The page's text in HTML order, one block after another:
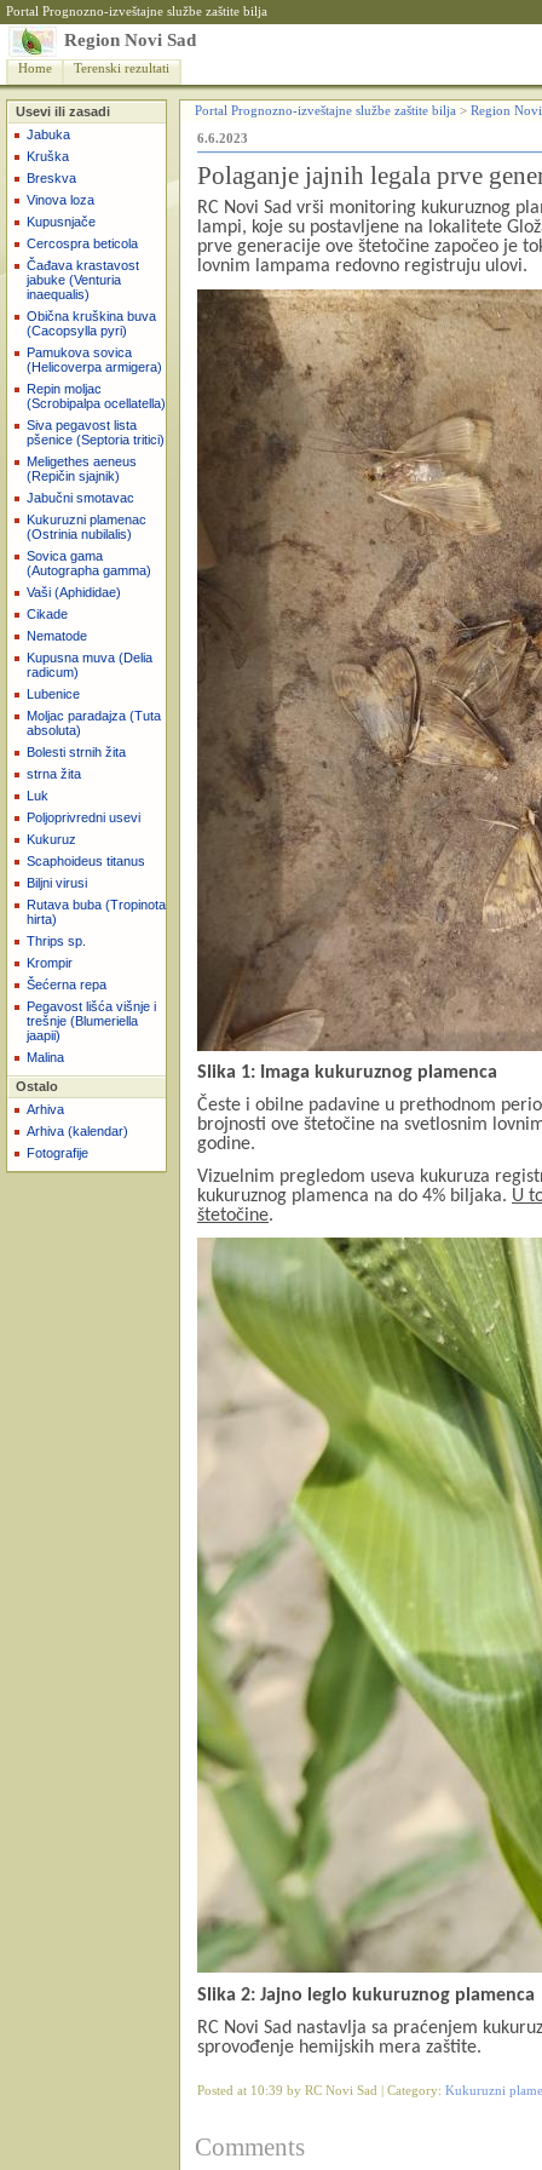
Portal Prognozno-izveštajne službe zaštite bilja
Region Novi Sad
Home Terenski rezultati
Usevi ili zasadi
Jabuka
Kruška
Breskva
Vinova loza
Kupusnjače
Cercospra beticola
Čađava krastavost
jabuke (Venturia
inaequalis)
Obična kruškina buva
(Cacopsylla pyri)
Pamukova sovica
(Helicoverpa armigera)
Repin moljac
(Scrobipalpa ocellatella)
Siva pegavost lista
pšenice (Septoria tritici)
Meligethes aeneus
(Repičin sjajnik)
Jabučni smotavac
Kukuruzni plamenac
(Ostrinia nubilalis)
Sovica gama
(Autographa gamma)
Vaši (Aphididae)
Cikade
Nematode
Kupusna muva (Delia
radicum)
Lubenice
Moljac paradajza (Tuta
absoluta)
Bolesti strnih žita
strna žita
Luk
Poljoprivredni usevi
Kukuruz
Scaphoideus titanus
Biljni virusi
Rutava buba (Tropinota
hirta)
Thrips sp.
Krompir
Šećerna repa
Pegavost lišća višnje i
trešnje (Blumeriella
jaapii)
Malina
Ostalo
Arhiva
Arhiva (kalendar)
Fotografije
Portal Prognozno-izveštajne službe zaštite bilja > Region
6.6.2023
Polaganje jajnih legala prve
RC Novi Sad vrši monitoring kukuruznog
lampi, koje su postavljene na lokalitete
prve generacije ove štetočine započeo je
lovnim lampama redovno registruju ulovi.
Slika 1: Imaga kukuruznog plamenca
Česte i obilne padavine u prethodnom
brojnosti ove štetočine na svetlosnim
godine.
Vizuelnim pregledom useva kukuruza
kukuruznog plamenca na do 4% biljaka. U
štetočine.
Slika 2: Jajno leglo kukuruznog plamenca
RC Novi Sad nastavlja sa praćenjem
sprovođenje hemijskih mera zaštite.
Posted at 10:39 by RC Novi Sad | Category: Kukuruzni
Comments